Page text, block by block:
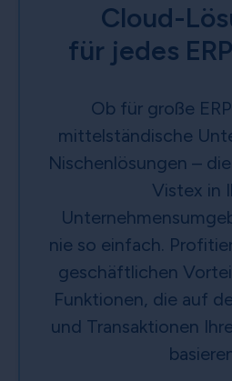
Cloud-
für jedes
Ob für große
mittelständische
Nischenlösungen –
Vistex in
nie so einfach.
geschäftlichen
Funktionen, die auf
und Transaktionen